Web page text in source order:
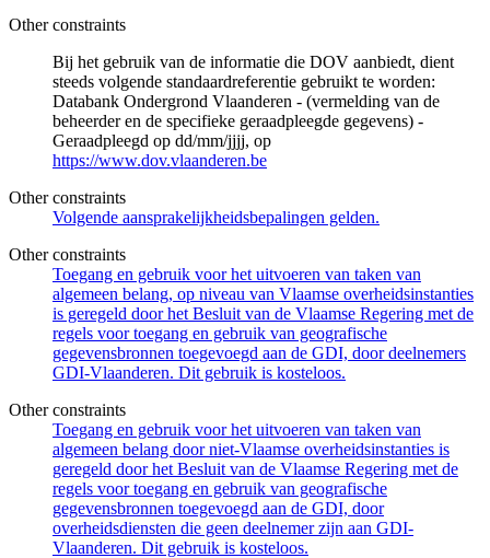
Other constraints
Bij het gebruik van de informatie die DOV aanbiedt, dient
steeds volgende standaardreferentie gebruikt te worden:
Databank Ondergrond Vlaanderen - (vermelding van de
beheerder en de specifieke geraadpleegde gegevens) -
Geraadpleegd op dd/mm/jjjj, op
https://www.dov.vlaanderen.be
Other constraints
Volgende aansprakelijkheidsbepalingen gelden.
Other constraints
Toegang en gebruik voor het uitvoeren van taken van
algemeen belang, op niveau van Vlaamse overheidsinstanties
is geregeld door het Besluit van de Vlaamse Regering met de
regels voor toegang en gebruik van geografische
gegevensbronnen toegevoegd aan de GDI, door deelnemers
GDI-Vlaanderen. Dit gebruik is kosteloos.
Other constraints
Toegang en gebruik voor het uitvoeren van taken van
algemeen belang door niet-Vlaamse overheidsinstanties is
geregeld door het Besluit van de Vlaamse Regering met de
regels voor toegang en gebruik van geografische
gegevensbronnen toegevoegd aan de GDI, door
overheidsdiensten die geen deelnemer zijn aan GDI-
Vlaanderen. Dit gebruik is kosteloos.